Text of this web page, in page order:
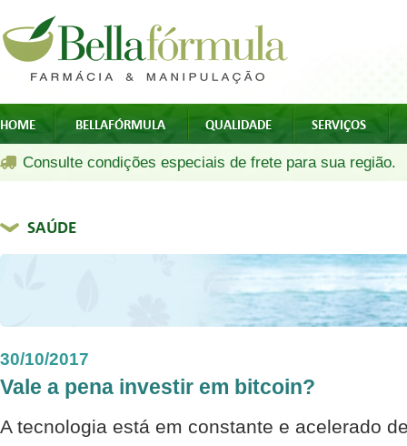
HOME BELLAFÓRMULA QUALIDADE SERVIÇOS
Consulte condições especiais de frete para sua região.
SAÚDE
30/10/2017
Vale a pena investir em bitcoin?
A tecnologia está em constante e acelerado